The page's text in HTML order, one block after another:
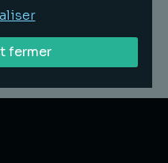
fermer